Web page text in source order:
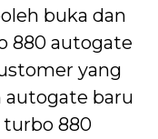
buka dan
880 autogate
yang
autogate baru
880